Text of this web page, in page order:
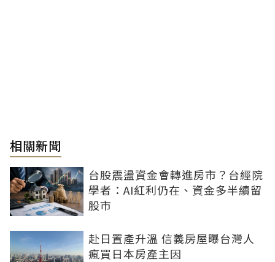
相關新聞
台股震盪資金會轉進房市？台經院
學者：AI紅利仍在、資金多半續留
股市
赴日置產升溫 信義房屋曝台灣人
瘋買日本房產主因